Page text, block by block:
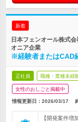
新着
日本フェンオール株式
オニア企業
※経験者またはCAD
正社員 職種・業種未経
女性のおしごと掲載中
情報更新日：2026/03/17
【開発案件増